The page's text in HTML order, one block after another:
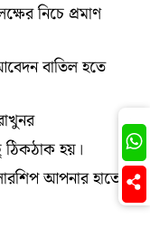
নিচে প্রমাণ
বাতিল হতে
ঠিকঠাক হয়।
আপনার হাতে